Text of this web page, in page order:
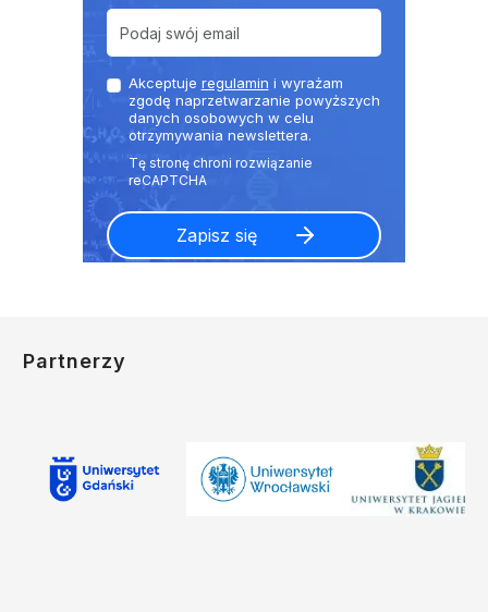
Akceptuje regulamin i wyrażam
zgodę naprzetwarzanie powyższych
danych osobowych w celu
otrzymywania newslettera.
Partnerzy